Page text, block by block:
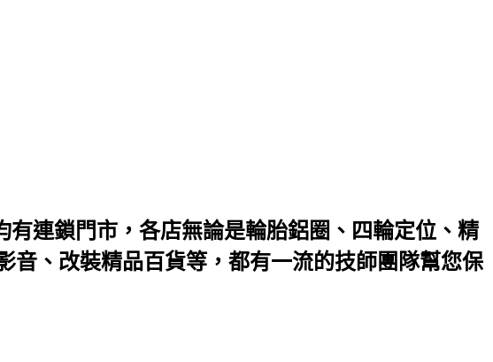
連鎖門市，各店無論是輪胎鋁圈、四輪定位、精
音、改裝精品百貨等，都有一流的技師團隊幫您保